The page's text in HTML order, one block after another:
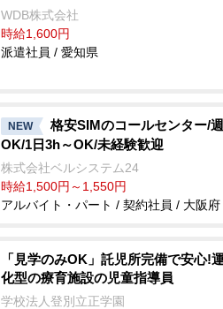
WDB株式会社
時給1,600円
派遣社員 / 愛知県
NEW
格安SIMのコールセンター/
OK/1日3h～OK/未経験歓迎
株式会社ベルシステム24
時給1,500円～1,550円
アルバイト・パート / 契約社員 / 大阪府
「見学のみOK」託児所完備で安心!
化型の療育施設の児童指導員
学校法人登別立正学園